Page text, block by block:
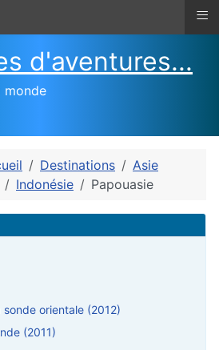
d'aventures...
monde
Destinations
Asie
Indonésie Papouasie
orientale (2012)
(2011)
≡